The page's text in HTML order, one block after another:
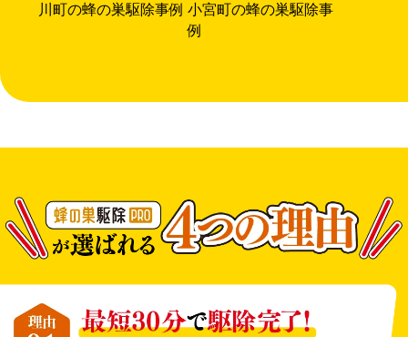
川町の蜂の巣駆除事例 小宮町の蜂の巣駆除事
例